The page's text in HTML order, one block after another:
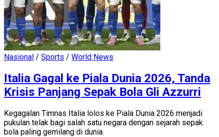
Nasional / Sports / World News
Italia Gagal ke Piala Dunia 2026, Tanda
Krisis Panjang Sepak Bola Gli Azzurri
Kegagalan Timnas Italia lolos ke Piala Dunia 2026 menjadi
pukulan telak bagi salah satu negara dengan sejarah sepak
bola paling gemilang di dunia.